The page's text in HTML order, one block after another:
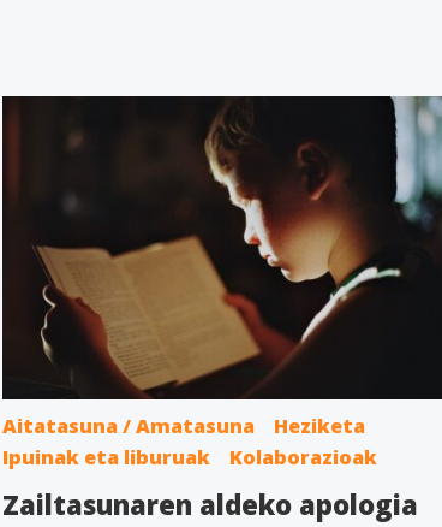
Aitatasuna / Amatasuna
Heziketa
Ipuinak eta liburuak
Kolaborazioak
Zailtasunaren aldeko apologia